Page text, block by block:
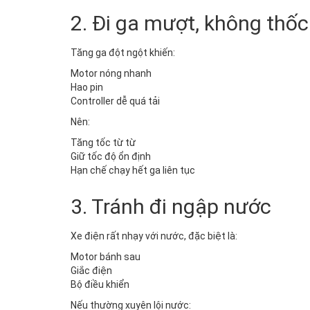
2. Đi ga mượt, không
Tăng ga đột ngột khiến:
Motor nóng nhanh
Hao pin
Controller dễ quá tải
Nên:
Tăng tốc từ từ
Giữ tốc độ ổn định
Hạn chế chạy hết ga liên tục
3. Tránh đi ngập nước
Xe điện rất nhạy với nước, đặc biệt là:
Motor bánh sau
Giắc điện
Bộ điều khiển
Nếu thường xuyên lội nước: